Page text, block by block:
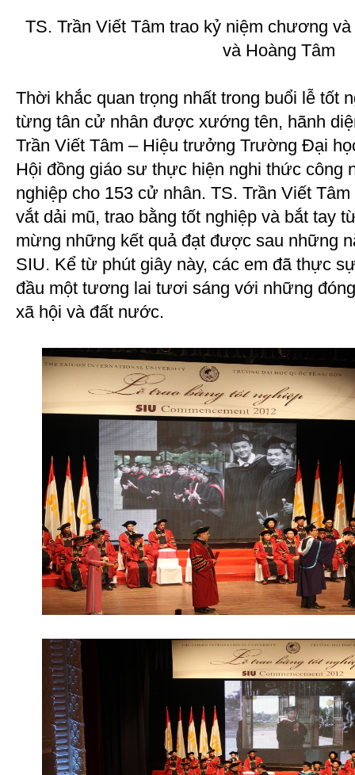
TS. Trần Viết Tâm trao kỷ niệm chương
và Hoàng Tâm
Thời khắc quan trọng nhất trong buổi lễ tốt
từng tân cử nhân được xướng tên, hãnh
Trần Viết Tâm – Hiệu trưởng Trường Đại
Hội đồng giáo sư thực hiện nghi thức công
nghiệp cho 153 cử nhân. TS. Trần Viết
vắt dải mũ, trao bằng tốt nghiệp và bắt tay
mừng những kết quả đạt được sau những
SIU. Kể từ phút giây này, các em đã thực
đầu một tương lai tươi sáng với những
xã hội và đất nước.